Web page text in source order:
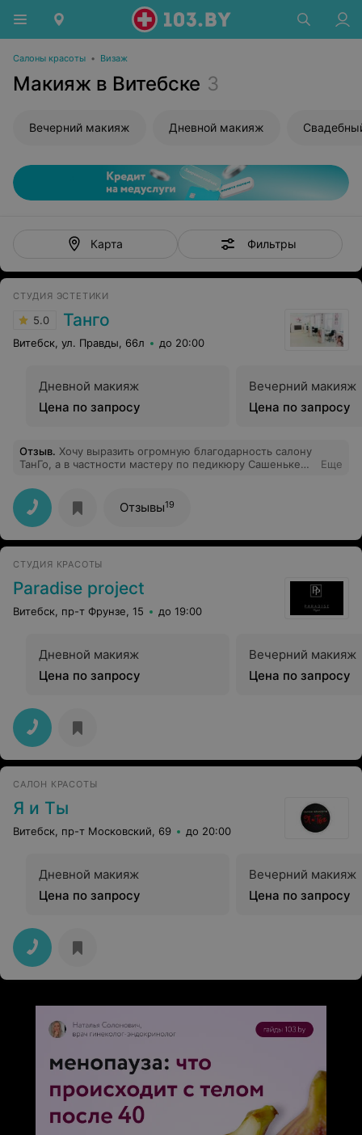
Салоны красоты • Визаж
Макияж в Витебске 3
Вечерний макияж Дневной макияж
Карта Фильтры
СТУДИЯ ЭСТЕТИКИ
5.0 Танго
Витебск, ул. Правды, 66л до 20:00
Дневной макияж
Цена по запросу
Вечерний макияж
Цена по запросу
Отзыв. Хочу выразить огромную благодарность салону
ТанГо, а в частности мастеру по педикюру Сашеньке
и осталась очень довольна. Качественная обработка
пальчиков и стоп, всегда большой выбор цветов и
дизайна. Теперь за красивым педикюрчиком только в
ТанГо.
Еще
Отзывы19
СТУДИЯ КРАСОТЫ
Paradise project
Витебск, пр-т Фрунзе, 15 до 19:00
Дневной макияж
Цена по запросу
Вечерний макияж
Цена по запросу
САЛОН КРАСОТЫ
Я и Ты
Витебск, пр-т Московский, 69 до 20:00
Дневной макияж
Цена по запросу
Вечерний макияж
Цена по запросу